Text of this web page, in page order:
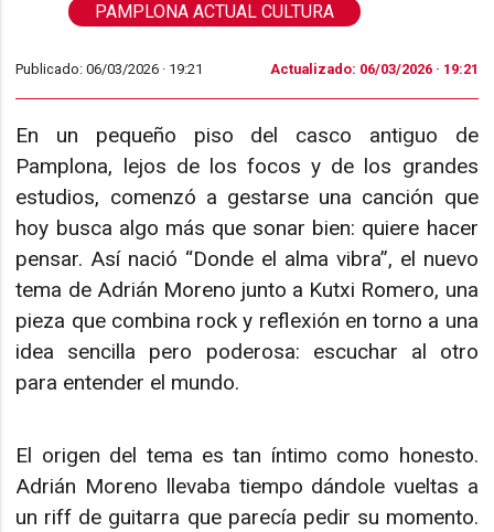
PAMPLONA ACTUAL CULTURA
Publicado: 06/03/2026 · 19:21 Actualizado: 06/03/2026 · 19:21
En un pequeño piso del casco antiguo de
Pamplona, lejos de los focos y de los grandes
estudios, comenzó a gestarse una canción que
hoy busca algo más que sonar bien: quiere hacer
pensar. Así nació “Donde el alma vibra”, el nuevo
tema de Adrián Moreno junto a Kutxi Romero, una
pieza que combina rock y reflexión en torno a una
idea sencilla pero poderosa: escuchar al otro
para entender el mundo.
El origen del tema es tan íntimo como honesto.
Adrián Moreno llevaba tiempo dándole vueltas a
un riff de guitarra que parecía pedir su momento.